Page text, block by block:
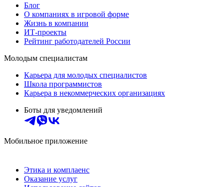
Блог
О компаниях в игровой форме
Жизнь в компании
ИТ-проекты
Рейтинг работодателей России
Молодым специалистам
Карьера для молодых специалистов
Школа программистов
Карьера в некоммерческих организациях
Боты для уведомлений
Мобильное приложение
Этика и комплаенс
Оказание услуг